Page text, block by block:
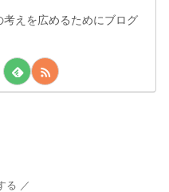
考えを広めるためにブログ
る